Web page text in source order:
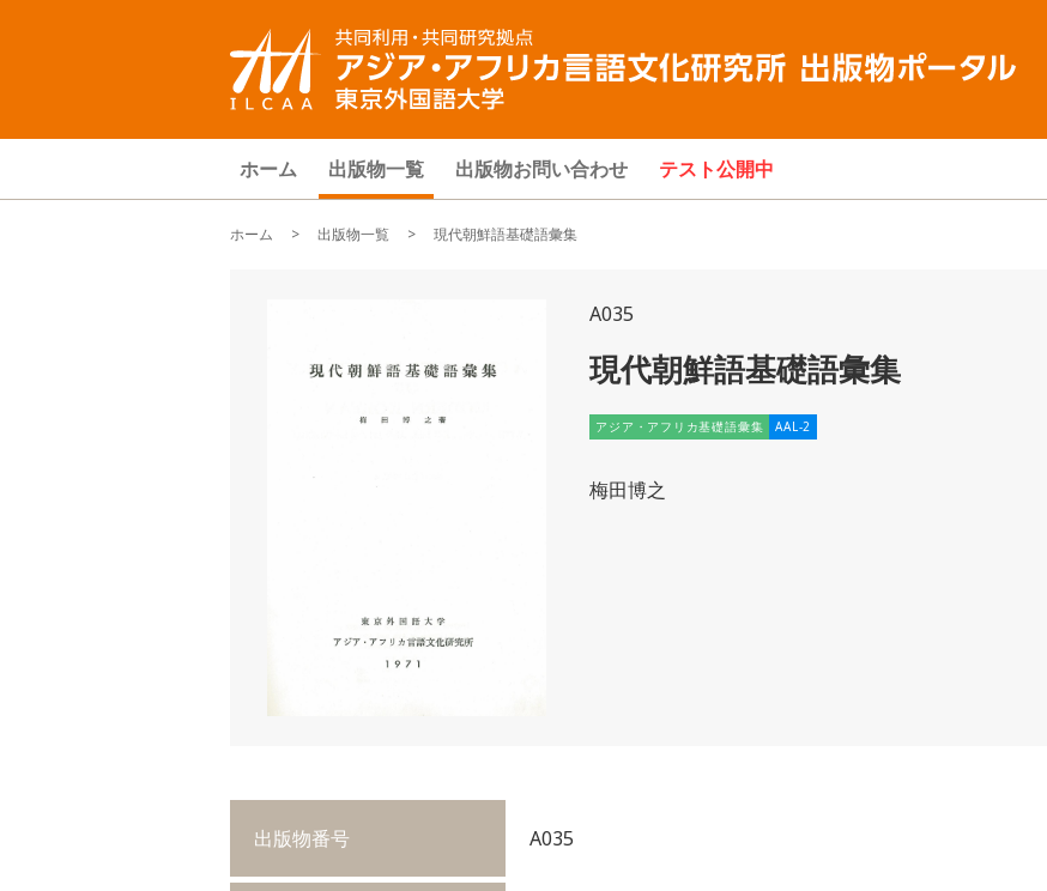
ホーム 出版物一覧 出版物お問い合わせ テスト公開中
ホーム > 出版物一覧 > 現代朝鮮語基礎語彙集
A035
現代朝鮮語基礎語彙集
アジア・アフリカ基礎語彙集 AAL-2
梅田博之
出版物番号 A035